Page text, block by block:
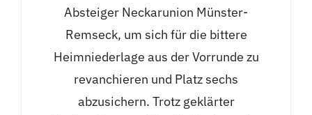
Absteiger Neckarunion Münster-
Remseck, um sich für die bittere
Heimniederlage aus der Vorrunde zu
revanchieren und Platz sechs
abzusichern. Trotz geklärter